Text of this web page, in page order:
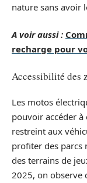
nature sans avoir
A voir aussi :
recharge pour
Accessibilité des
Les motos
pouvoir accéder à
restreint aux
profiter des parcs
des terrains de
2025, on observe